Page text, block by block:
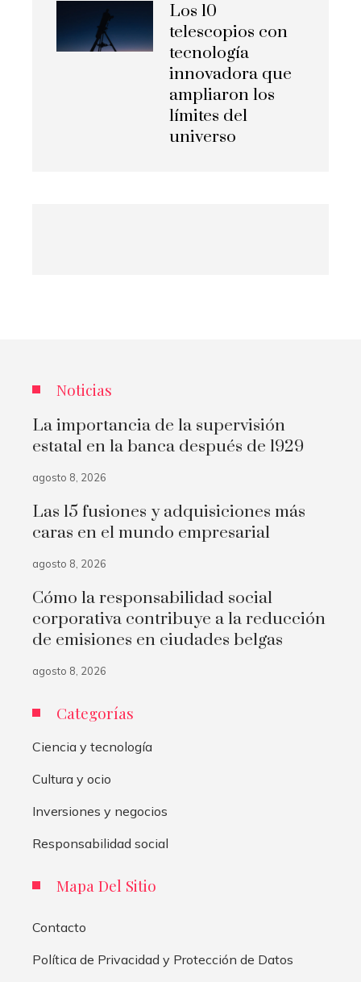
Los 10
telescopios con
tecnología
innovadora que
ampliaron los
límites del
universo
Noticias
La importancia de la supervisión
estatal en la banca después de 1929
agosto 8, 2026
Las 15 fusiones y adquisiciones más
caras en el mundo empresarial
agosto 8, 2026
Cómo la responsabilidad social
corporativa contribuye a la reducción
de emisiones en ciudades belgas
agosto 8, 2026
Categorías
Ciencia y tecnología
Cultura y ocio
Inversiones y negocios
Responsabilidad social
Mapa Del Sitio
Contacto
Política de Privacidad y Protección de Datos